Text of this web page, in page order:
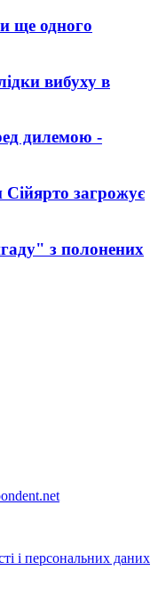
ще одного
вибуху в
дилемою -
загрожує
з полонених
і персональних даних